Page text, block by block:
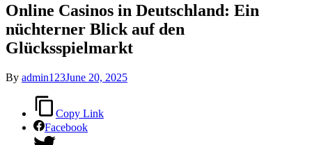
Online Casinos in Deutschland: Ein
nüchterner Blick auf den
Glücksspielmarkt
By admin123June 20, 2025
Copy Link
Facebook